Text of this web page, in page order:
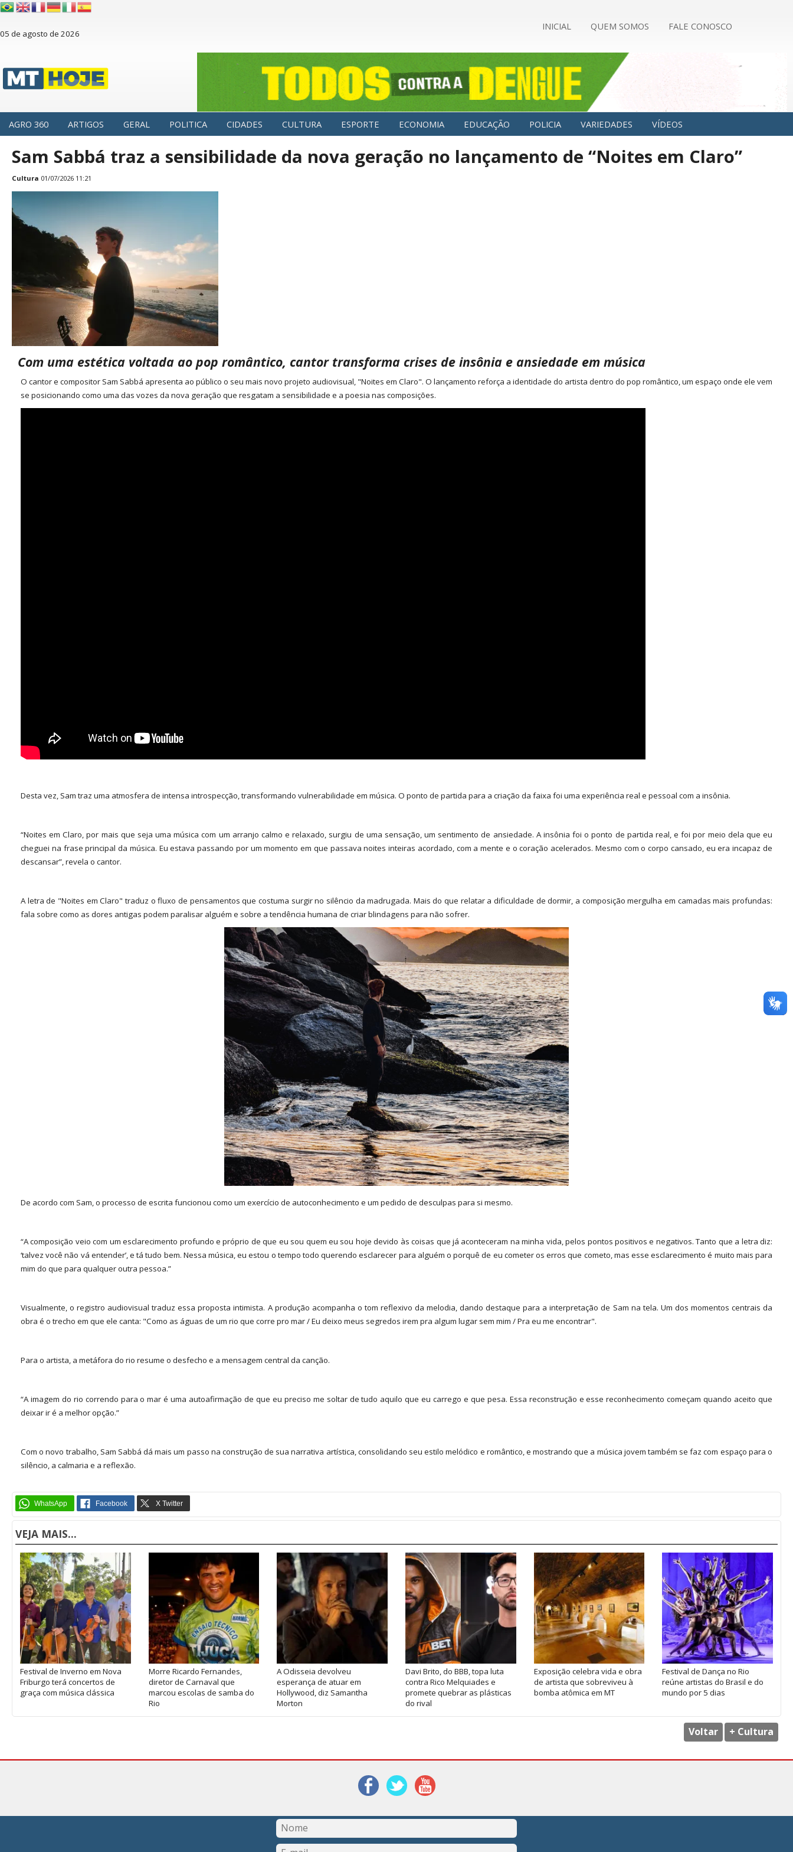
05 de agosto de 2026
INICIAL QUEM SOMOS FALE CONOSCO
AGRO 360 ARTIGOS GERAL POLITICA CIDADES CULTURA ESPORTE ECONOMIA EDUCAÇÃO POLICIA VARIEDADES VÍDEOS
Sam Sabbá traz a sensibilidade da nova geração no lançamento de “Noites em Claro”
Cultura 01/07/2026 11:21
Com uma estética voltada ao pop romântico, cantor transforma crises de insônia e ansiedade em música
O cantor e compositor Sam Sabbá apresenta ao público o seu mais novo projeto audiovisual, "Noites em Claro". O lançamento reforça a identidade do artista dentro do pop romântico, um espaço onde ele vem
se posicionando como uma das vozes da nova geração que resgatam a sensibilidade e a poesia nas composições.
Desta vez, Sam traz uma atmosfera de intensa introspecção, transformando vulnerabilidade em música. O ponto de partida para a criação da faixa foi uma experiência real e pessoal com a insônia.
“Noites em Claro, por mais que seja uma música com um arranjo calmo e relaxado, surgiu de uma sensação, um sentimento de ansiedade. A insônia foi o ponto de partida real, e foi por meio dela que eu
cheguei na frase principal da música. Eu estava passando por um momento em que passava noites inteiras acordado, com a mente e o coração acelerados. Mesmo com o corpo cansado, eu era incapaz de
descansar”, revela o cantor.
A letra de "Noites em Claro" traduz o fluxo de pensamentos que costuma surgir no silêncio da madrugada. Mais do que relatar a dificuldade de dormir, a composição mergulha em camadas mais profundas:
fala sobre como as dores antigas podem paralisar alguém e sobre a tendência humana de criar blindagens para não sofrer.
De acordo com Sam, o processo de escrita funcionou como um exercício de autoconhecimento e um pedido de desculpas para si mesmo.
“A composição veio com um esclarecimento profundo e próprio de que eu sou quem eu sou hoje devido às coisas que já aconteceram na minha vida, pelos pontos positivos e negativos. Tanto que a letra diz:
‘talvez você não vá entender’, e tá tudo bem. Nessa música, eu estou o tempo todo querendo esclarecer para alguém o porquê de eu cometer os erros que cometo, mas esse esclarecimento é muito mais para
mim do que para qualquer outra pessoa.”
Visualmente, o registro audiovisual traduz essa proposta intimista. A produção acompanha o tom reflexivo da melodia, dando destaque para a interpretação de Sam na tela. Um dos momentos centrais da
obra é o trecho em que ele canta: "Como as águas de um rio que corre pro mar / Eu deixo meus segredos irem pra algum lugar sem mim / Pra eu me encontrar".
Para o artista, a metáfora do rio resume o desfecho e a mensagem central da canção.
“A imagem do rio correndo para o mar é uma autoafirmação de que eu preciso me soltar de tudo aquilo que eu carrego e que pesa. Essa reconstrução e esse reconhecimento começam quando aceito que
deixar ir é a melhor opção.”
Com o novo trabalho, Sam Sabbá dá mais um passo na construção de sua narrativa artística, consolidando seu estilo melódico e romântico, e mostrando que a música jovem também se faz com espaço para o
silêncio, a calmaria e a reflexão.
VEJA MAIS...
Festival de Inverno em Nova
Friburgo terá concertos de
graça com música clássica
Morre Ricardo Fernandes,
diretor de Carnaval que
marcou escolas de samba do
Rio
A Odisseia devolveu
esperança de atuar em
Hollywood, diz Samantha
Morton
Davi Brito, do BBB, topa luta
contra Rico Melquiades e
promete quebrar as plásticas
do rival
Exposição celebra vida e obra
de artista que sobreviveu à
bomba atômica em MT
Festival de Dança no Rio
reúne artistas do Brasil e do
mundo por 5 dias
Voltar + Cultura